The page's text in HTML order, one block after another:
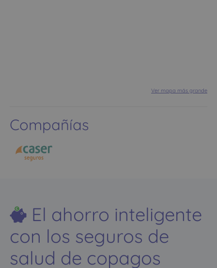
Ver mapa más grande
Compañías
El ahorro inteligente
con los seguros de
salud de copagos